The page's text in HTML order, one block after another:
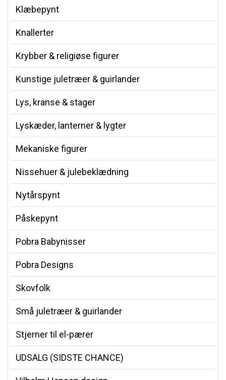
Klæbepynt
Knallerter
Krybber & religiøse figurer
Kunstige juletræer & guirlander
Lys, kranse & stager
Lyskæder, lanterner & lygter
Mekaniske figurer
Nissehuer & julebeklædning
Nytårspynt
Påskepynt
Pobra Babynisser
Pobra Designs
Skovfolk
Små juletræer & guirlander
Stjerner til el-pærer
UDSALG (SIDSTE CHANCE)